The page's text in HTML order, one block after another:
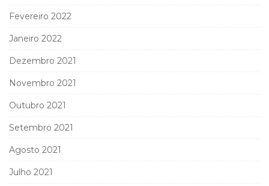
Fevereiro 2022
Janeiro 2022
Dezembro 2021
Novembro 2021
Outubro 2021
Setembro 2021
Agosto 2021
Julho 2021